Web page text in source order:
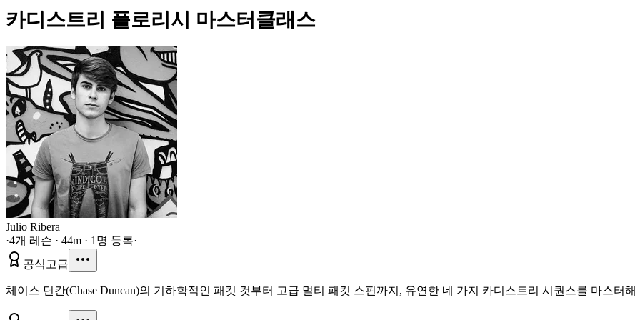
카디스트리 플로리시 마스터클래스
Julio Ribera
·4개 레슨 · 44m · 1명 등록·
공식 고급
체이스 던칸(Chase Duncan)의 기하학적인 패킷 컷부터 고급 멀티 패킷 스핀까지, 유연한 네 가지 카디스트리 시퀀스를 마스터해